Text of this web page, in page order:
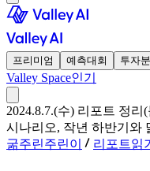
프리미엄 예측대회 투자
Valley Space인기
2024.8.7.(수) 리포트 정리
시나리오, 작년 하반기와
굶주린주린이
리포트읽기